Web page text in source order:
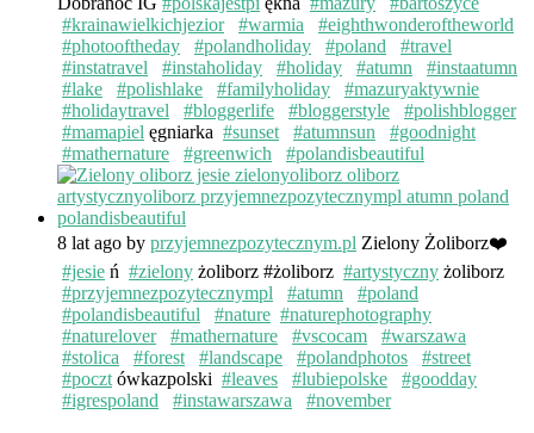
#krainawielkichjezior
#warmia
#eighthwonderoftheworld
#photooftheday
#polandholiday #poland
#travel
#instatravel
#instaholiday #holiday #atumn
#instaatumn
#lake
#polishlake #familyholiday
#mazuryaktywnie
#holidaytravel
#bloggerlife #bloggerstyle
#polishblogger
#mamapiel ęgniarka #sunset #atumnsun
#goodnight
#mathernature
#greenwich #polandisbeautiful
8 lat ago by przyjemnezpozytecznym.pl Zielony Żoliborz❤️
#jesie ń #zielony żoliborz #żoliborz #artystyczny żoliborz
#przyjemnezpozytecznympl
#atumn
#poland
#polandisbeautiful
#nature #naturephotography
#naturelover
#mathernature #vscocam
#warszawa
#stolica
#forest #landscape #polandphotos
#street
#poczt ówkazpolski #leaves #lubiepolske
#goodday
#igrespoland
#instawarszawa #november